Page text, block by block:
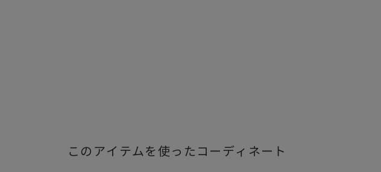
このアイテムを使ったコーディネート